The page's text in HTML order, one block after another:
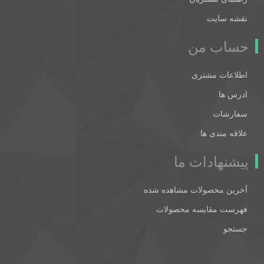
نقشه سایت
حساب من
اطلاعات مشتری
ادرس ها
سفارشات
علاقه مندی ها
پیشنهادات ما
آخرین محصولات مشاهده شده
فهرست مقایسه محصولات
جستجو